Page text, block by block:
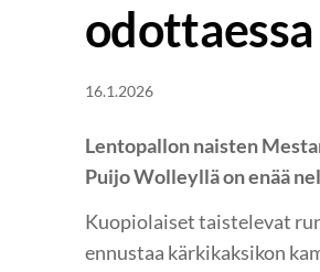
odottaessa
16.1.2026
Lentopallon naisten
Puijo Wolleyllä on enää
Kuopiolaiset taistelevat
ennustaa kärkikaksikon